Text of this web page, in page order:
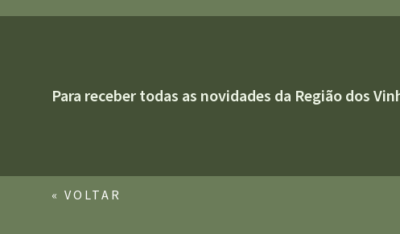
Para receber todas as novidades da Região dos
« VOLTAR